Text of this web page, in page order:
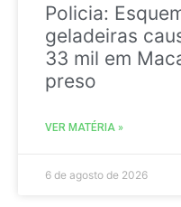
Policia:
geladeiras
33 mil em
preso
VER MATÉRIA »
6 de agosto de 2026